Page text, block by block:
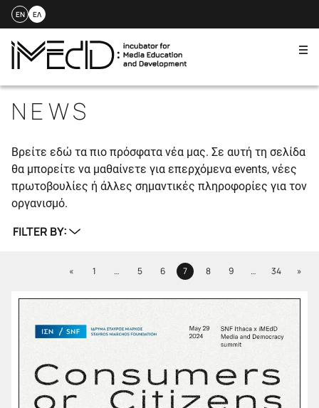
to
content
EN ΕΛ
NEWS
Βρείτε εδώ τα πιο πρόσφατα νέα μας. Σε αυτή τη σελίδα
θα μπορείτε να μαθαίνετε για επερχόμενα events, νέες
πρωτοβουλίες ή άλλες σημαντικές πληροφορίες για τον
οργανισμό.
FILTER BY:
«PreviousPage
1 … Page
5 Page
6 Page
7 Page
8 Page
9 … Page
34 »Next